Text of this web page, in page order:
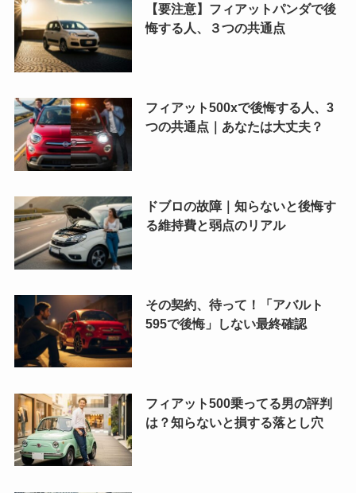
【要注意】フィアットパンダで後
悔する人、３つの共通点
フィアット500xで後悔する人、3
つの共通点｜あなたは大丈夫？
ドブロの故障｜知らないと後悔す
る維持費と弱点のリアル
その契約、待って！「アバルト
595で後悔」しない最終確認
フィアット500乗ってる男の評判
は？知らないと損する落とし穴